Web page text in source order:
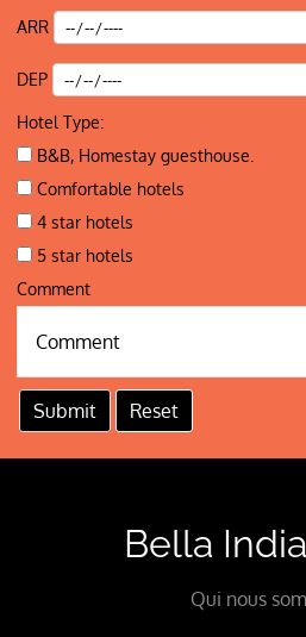
ARR
DEP
Hotel Type:
B&B, Homestay guesthouse.
Comfortable hotels
4 star hotels
5 star hotels
Comment
Bella
Qui nous